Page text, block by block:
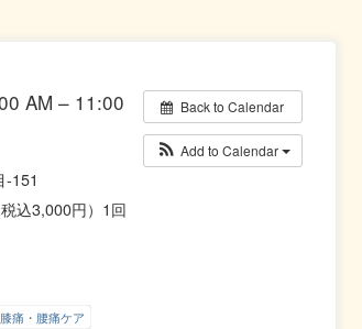
Back to Calendar
Add to Calendar
AM – 11:00
-151
込3,000円）1回
膝痛・腰痛ケア